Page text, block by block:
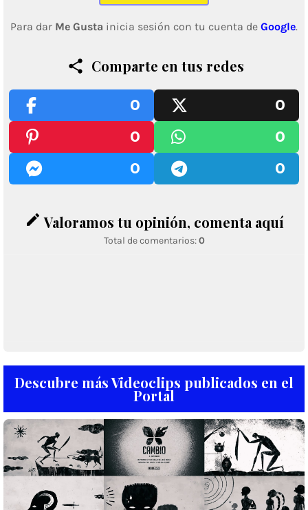
Para dar Me Gusta inicia sesión con tu cuenta de Google.
Comparte en tus redes
0
0
0
0
0
0
edit Valoramos tu opinión, comenta aquí
Total de comentarios:0
Descubre más Videoclips publicados en el
Portal